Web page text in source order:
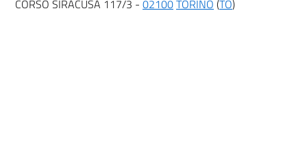
CORSO SIRACUSA 117/3 - 02100TORINO (TO)